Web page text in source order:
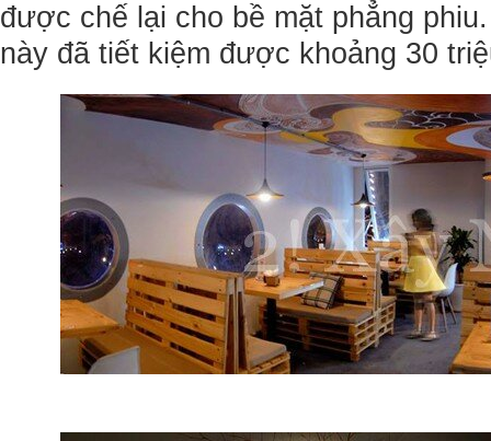
được chế lại cho bề mặt phẳng
này đã tiết kiệm được khoảng 30